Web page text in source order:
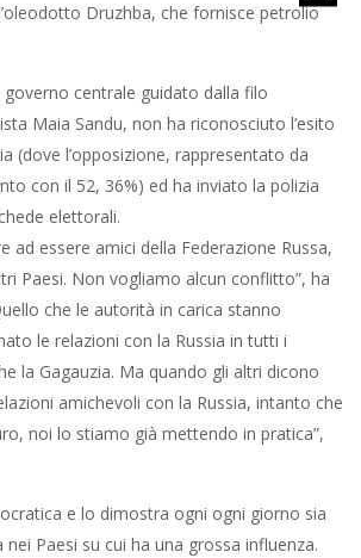
Druzhba, che fornisce petrolio
governo centrale guidato dalla filo
Maia Sandu, non ha riconosciuto l’esito
(dove l’opposizione, rappresentato da
con il 52, 36%) ed ha inviato la polizia
elettorali.
ad essere amici della Federazione Russa,
Paesi. Non vogliamo alcun conflitto”, ha
che le autorità in carica stanno
le relazioni con la Russia in tutti i
la Gagauzia. Ma quando gli altri dicono
amichevoli con la Russia, intanto che
noi lo stiamo già mettendo in pratica”,
e lo dimostra ogni ogni giorno sia
nei Paesi su cui ha una grossa influenza.